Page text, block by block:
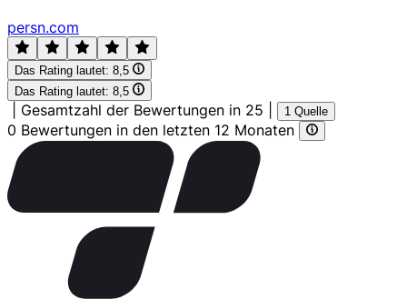
persn.com
Das Rating lautet: 8,5
Das Rating lautet: 8,5
Gesamtzahl der Bewertungen in 25 1 Quelle
0 Bewertungen in den letzten 12 Monaten